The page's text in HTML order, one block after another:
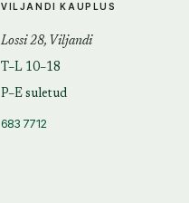
VILJANDI KAUPLUS
Lossi 28, Viljandi
T–L 10–18
P–E suletud
683 7712